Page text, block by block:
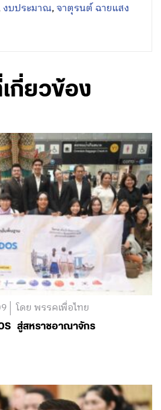
งบประมาณ,จาตุรนต์ ฉายแสง
กี่ยวข้อง
โดย พรรคเพื่อไทย
สู่สหราชอาณาจักร